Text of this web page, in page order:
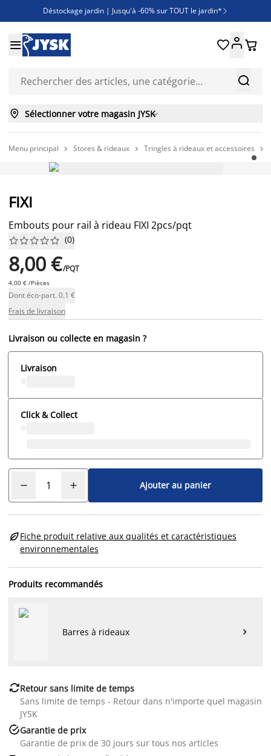
Déstockage jardin | Jusqu'à -60% sur TOUT le jardin* 
Jusqu'à -50% sur une sélection literie
Découvrez les nouveautés de la collection


 
 Sélectionner votre magasin JYSK
Menu principal  Stores & rideaux  Tringles à rideaux et accessoires 
FIXI
Embouts pour rail à rideau FIXI 2pcs/pqt





 (0)
8,00 €/PQT
4,00 € /Pièces
Dont éco-part. 0.1 €
Frais de livraison
Livraison ou collecte en magasin ?
Livraison
Click & Collect
Ajouter au panier
Fiche produit relative aux qualités et caractéristiques
environnementales
Produits recommandés
Barres à rideaux 
Retour sans limite de temps
Sans limite de temps - Retour dans n'importe quel magasin
JYSK
Garantie de prix
Garantie de prix de 30 jours sur tous nos articles